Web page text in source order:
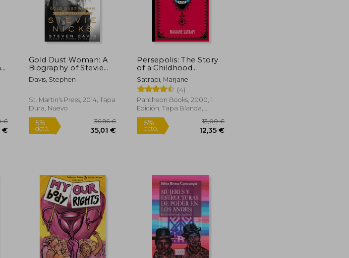
18,53 €
Gold Dust Woman: A
Biography of Stevie
Nicks (en Inglés)
Davis, Stephen
St. Martin's Press, 2014, Tapa
Dura, Nuevo
35,01 €
Persepolis: The Story
of a Childhood
(Pantheon Graphic
Library) (en Inglés)
Satrapi, Marjane
(4)
Pantheon Books, 2000, 1
Edición, Tapa Blanda,
Nuevo